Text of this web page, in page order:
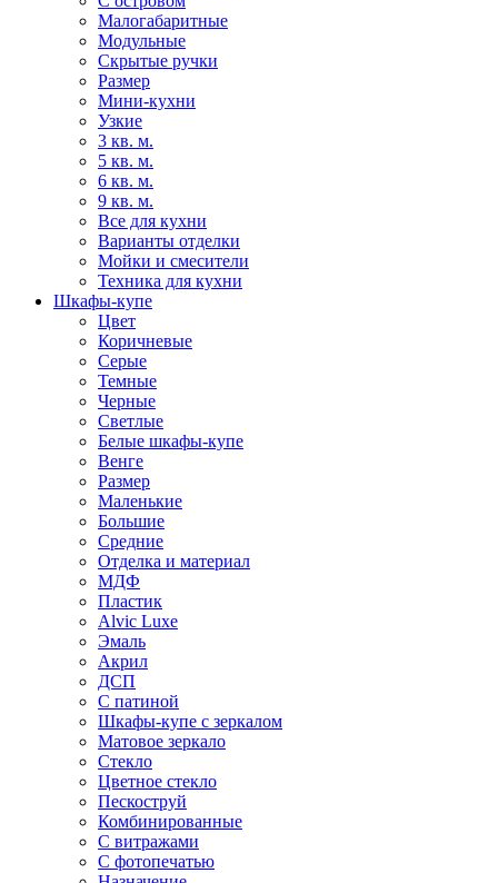
Малогабаритные
Модульные
Скрытые ручки
Размер
Мини-кухни
Узкие
3 кв. м.
5 кв. м.
6 кв. м.
9 кв. м.
Все для кухни
Варианты отделки
Мойки и смесители
Техника для кухни
Шкафы-купе
Цвет
Коричневые
Серые
Темные
Черные
Светлые
Белые шкафы-купе
Венге
Размер
Маленькие
Большие
Средние
Отделка и материал
МДФ
Пластик
Alvic Luxe
Эмаль
Акрил
ДСП
С патиной
Шкафы-купе с зеркалом
Матовое зеркало
Стекло
Цветное стекло
Пескоструй
Комбинированные
С витражами
С фотопечатью